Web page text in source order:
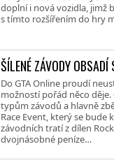
doplní i nová vozidla, jimž
s tímto rozšířením do hry
ŠÍLENÉ ZÁVODY
Do GTA Online proudí
možností pořád něco
typům závodů a hlavně
Race Event, který se bude
závodních tratí z dílen
dvojnásobné peníze…